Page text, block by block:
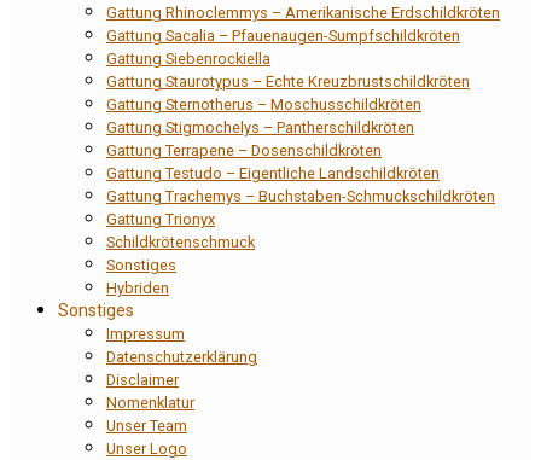
Gattung Rhinoclemmys – Amerikanische Erdschildkröten
Gattung Sacalia – Pfauenaugen-Sumpfschildkröten
Gattung Siebenrockiella
Gattung Staurotypus – Echte Kreuzbrustschildkröten
Gattung Sternotherus – Moschusschildkröten
Gattung Stigmochelys – Pantherschildkröten
Gattung Terrapene – Dosenschildkröten
Gattung Testudo – Eigentliche Landschildkröten
Gattung Trachemys – Buchstaben-Schmuckschildkröten
Gattung Trionyx
Schildkrötenschmuck
Sonstiges
Hybriden
Sonstiges
Impressum
Datenschutzerklärung
Disclaimer
Nomenklatur
Unser Team
Unser Logo